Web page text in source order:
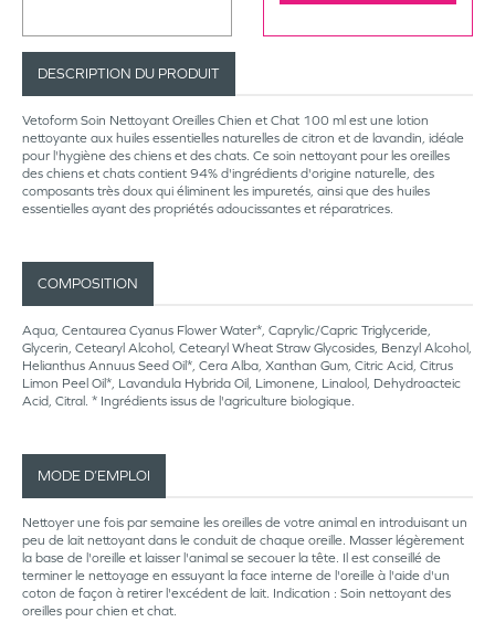
DESCRIPTION DU PRODUIT
Vetoform Soin Nettoyant Oreilles Chien et Chat 100 ml est une lotion
nettoyante aux huiles essentielles naturelles de citron et de lavandin, idéale
pour l'hygiène des chiens et des chats. Ce soin nettoyant pour les oreilles
des chiens et chats contient 94% d'ingrédients d'origine naturelle, des
composants très doux qui éliminent les impuretés, ainsi que des huiles
essentielles ayant des propriétés adoucissantes et réparatrices.
COMPOSITION
Aqua, Centaurea Cyanus Flower Water*, Caprylic/Capric Triglyceride,
Glycerin, Cetearyl Alcohol, Cetearyl Wheat Straw Glycosides, Benzyl Alcohol,
Helianthus Annuus Seed Oil*, Cera Alba, Xanthan Gum, Citric Acid, Citrus
Limon Peel Oil*, Lavandula Hybrida Oil, Limonene, Linalool, Dehydroacteic
Acid, Citral. * Ingrédients issus de l'agriculture biologique.
MODE D’EMPLOI
Nettoyer une fois par semaine les oreilles de votre animal en introduisant un
peu de lait nettoyant dans le conduit de chaque oreille. Masser légèrement
la base de l'oreille et laisser l'animal se secouer la tête. Il est conseillé de
terminer le nettoyage en essuyant la face interne de l'oreille à l'aide d'un
coton de façon à retirer l'excédent de lait. Indication : Soin nettoyant des
oreilles pour chien et chat.